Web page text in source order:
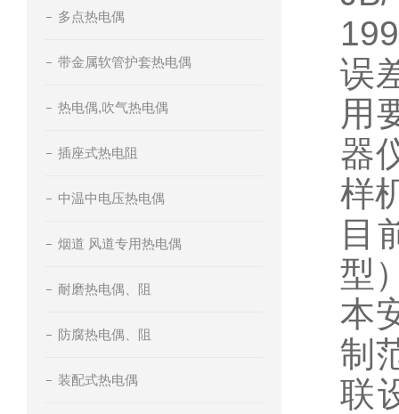
多点热电偶
带金属软管护套热电偶
热电偶,吹气热电偶
插座式热电阻
中温中电压热电偶
烟道 风道专用热电偶
耐磨热电偶、阻
防腐热电偶、阻
装配式热电偶
误
用
器
样
目
型
本
制
联